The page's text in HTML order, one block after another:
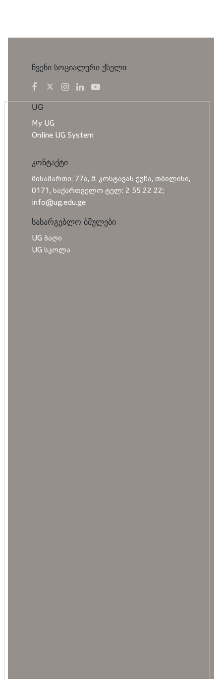
ჩვენი სოციალური ქსელი
UG
My UG
Online UG System
კონტაქტი
მისამართი: 77ა, მ. კოსტავას ქუჩა, თბილისი,
0171, საქართველო ტელ: 2 55 22 22;
info@ug.edu.ge
სასარგებლო ბმულები
UG ბაღი
UG სკოლა